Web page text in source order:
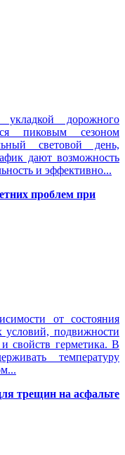
дорожного
пиковым сезоном
световой день,
дают возможность
и эффективно...
проблем при
от состояния
условий, подвижности
свойств герметика. В
температуру
трещин на асфальте